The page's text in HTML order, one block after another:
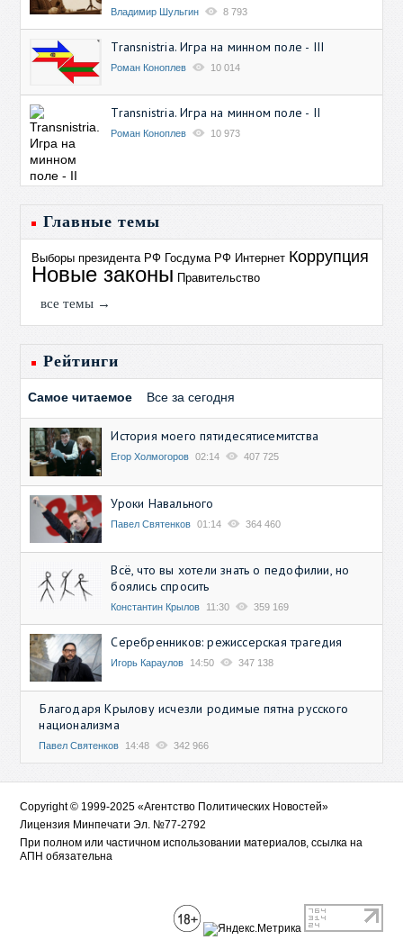
Владимир Шульгин 8 793
Transnistria. Игра на минном поле - III
Роман Коноплев 10 014
Transnistria. Игра на минном поле - II
Роман Коноплев 10 973
Главные темы
Выборы президента РФ Госдума РФ Интернет Коррупция
Новые законы Правительство
все темы →
Рейтинги
Самое читаемое Все за сегодня
История моего пятидесятисемитства
Егор Холмогоров 02:14 407 725
Уроки Навального
Павел Святенков 01:14 364 460
Всё, что вы хотели знать о педофилии, но
боялись спросить
Константин Крылов 11:30 359 169
Серебренников: режиссерская трагедия
Игорь Караулов 14:50 347 138
Благодаря Крылову исчезли родимые пятна русского
национализма
Павел Святенков 14:48 342 966
Copyright © 1999-2025 «Агентство Политических Новостей»
Лицензия Минпечати Эл. №77-2792
При полном или частичном использовании материалов, ссылка на
АПН обязательна